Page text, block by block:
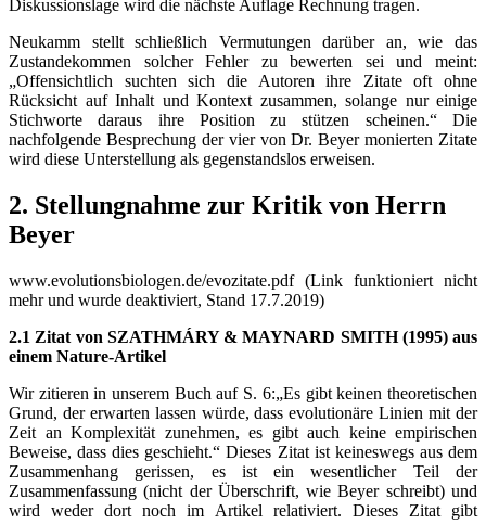
Diskussionslage wird die nächste Auflage Rechnung tragen.
Neukamm stellt schließlich Vermutungen darüber an, wie das
Zustandekommen solcher Fehler zu bewerten sei und meint:
„Offensichtlich suchten sich die Autoren ihre Zitate oft ohne
Rücksicht auf Inhalt und Kontext zusammen, solange nur einige
Stichworte daraus ihre Position zu stützen scheinen.“ Die
nachfolgende Besprechung der vier von Dr. Beyer monierten Zitate
wird diese Unterstellung als gegenstandslos erweisen.
2. Stellungnahme zur Kritik von Herrn
Beyer
www.evolutionsbiologen.de/evozitate.pdf (Link funktioniert nicht
mehr und wurde deaktiviert, Stand 17.7.2019)
2.1 Zitat von SZATHMÁRY & MAYNARD SMITH (1995) aus
einem Nature-Artikel
Wir zitieren in unserem Buch auf S. 6:„Es gibt keinen theoretischen
Grund, der erwarten lassen würde, dass evolutionäre Linien mit der
Zeit an Komplexität zunehmen, es gibt auch keine empirischen
Beweise, dass dies geschieht.“ Dieses Zitat ist keineswegs aus dem
Zusammenhang gerissen, es ist ein wesentlicher Teil der
Zusammenfassung (nicht der Überschrift, wie Beyer schreibt) und
wird weder dort noch im Artikel relativiert. Dieses Zitat gibt